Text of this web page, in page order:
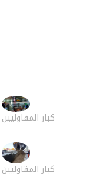
كبار المقاوليين
كبار المقاوليين